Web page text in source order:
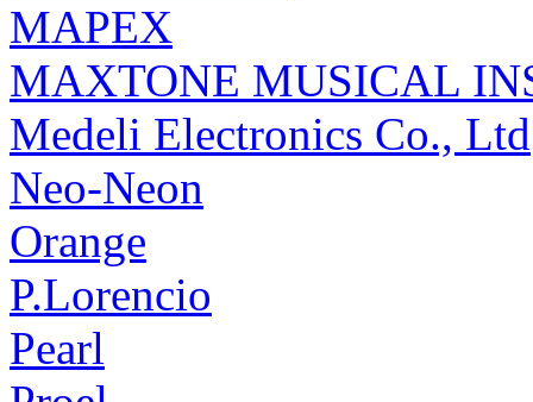
MAPEX
MAXTONE MUSICAL
Medeli Electronics Co., Ltd
Neo-Neon
Orange
P.Lorencio
Pearl